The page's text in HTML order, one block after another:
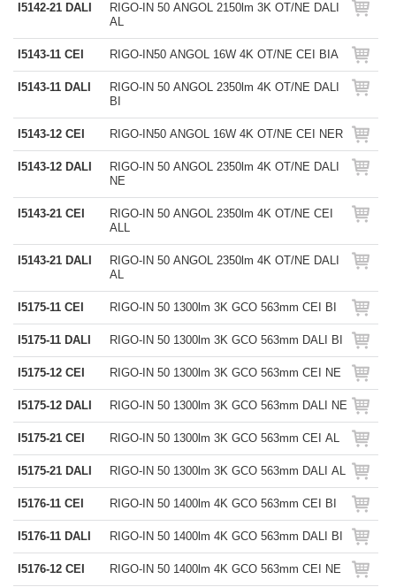
I5142-21 DALI
RIGO-IN 50 ANGOL 2150lm 3K OT/NE DALI
AL
I5143-11 CEI RIGO-IN50 ANGOL 16W 4K OT/NE CEI BIA
I5143-11 DALI
RIGO-IN 50 ANGOL 2350lm 4K OT/NE DALI
BI
I5143-12 CEI RIGO-IN50 ANGOL 16W 4K OT/NE CEI NER
I5143-12 DALI
RIGO-IN 50 ANGOL 2350lm 4K OT/NE DALI
NE
I5143-21 CEI
RIGO-IN 50 ANGOL 2350lm 4K OT/NE CEI
ALL
I5143-21 DALI
RIGO-IN 50 ANGOL 2350lm 4K OT/NE DALI
AL
I5175-11 CEI RIGO-IN 50 1300lm 3K GCO 563mm CEI BI
I5175-11 DALI RIGO-IN 50 1300lm 3K GCO 563mm DALI BI
I5175-12 CEI RIGO-IN 50 1300lm 3K GCO 563mm CEI NE
I5175-12 DALI RIGO-IN 50 1300lm 3K GCO 563mm DALI NE
I5175-21 CEI RIGO-IN 50 1300lm 3K GCO 563mm CEI AL
I5175-21 DALI RIGO-IN 50 1300lm 3K GCO 563mm DALI AL
I5176-11 CEI RIGO-IN 50 1400lm 4K GCO 563mm CEI BI
I5176-11 DALI RIGO-IN 50 1400lm 4K GCO 563mm DALI BI
I5176-12 CEI RIGO-IN 50 1400lm 4K GCO 563mm CEI NE